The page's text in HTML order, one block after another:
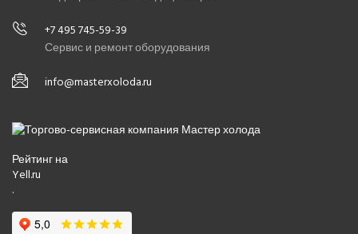
+7 495 745-59-39
Сервис и ремонт оборудования
info@masterxoloda.ru
Рейтинг на
Yell.ru
.